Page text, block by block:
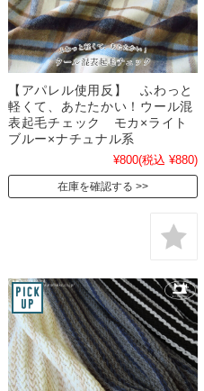
【アパレル使用反】 ふわっと
軽くて、あたたかい！ウール混
表起毛チェック モカ×ライト
ブルー×ナチュナル系
¥800(税込 ¥880)
在庫を確認する